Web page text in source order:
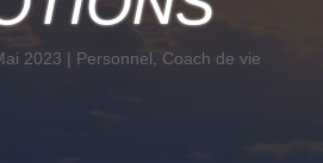
2023 | Personnel, Coach de vie